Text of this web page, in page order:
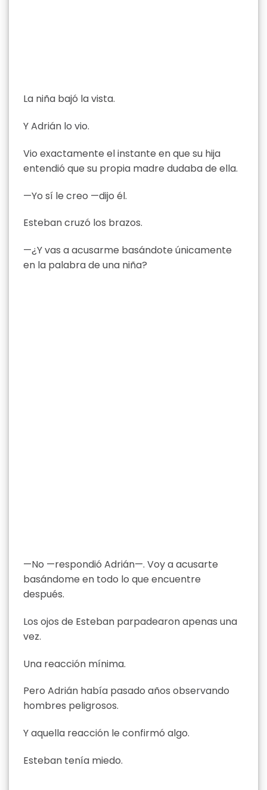
La niña bajó la vista.
Y Adrián lo vio.
Vio exactamente el instante en que su hija
entendió que su propia madre dudaba de ella.
—Yo sí le creo —dijo él.
Esteban cruzó los brazos.
—¿Y vas a acusarme basándote únicamente
en la palabra de una niña?
—No —respondió Adrián—. Voy a acusarte
basándome en todo lo que encuentre
después.
Los ojos de Esteban parpadearon apenas una
vez.
Una reacción mínima.
Pero Adrián había pasado años observando
hombres peligrosos.
Y aquella reacción le confirmó algo.
Esteban tenía miedo.